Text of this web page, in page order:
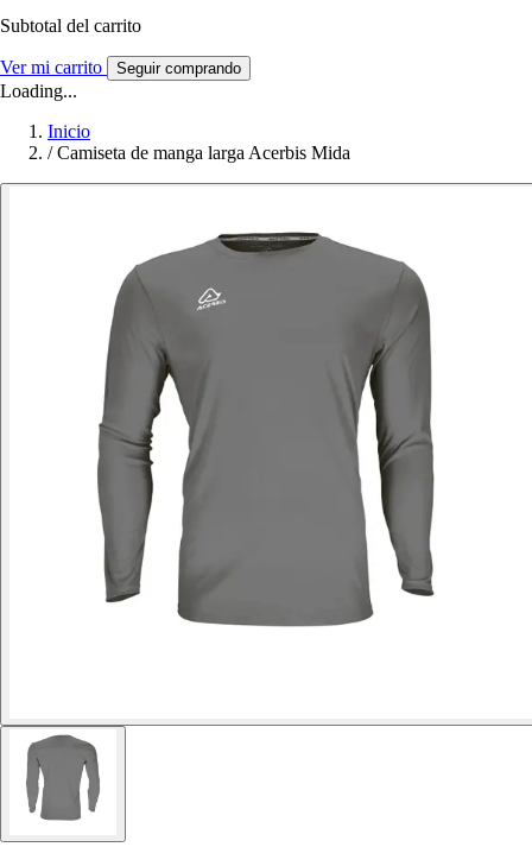
Subtotal del carrito
Ver mi carrito Seguir comprando
Loading...
Inicio
/ Camiseta de manga larga Acerbis Mida